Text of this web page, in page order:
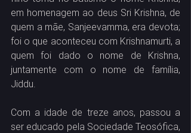
em homenagem ao deus Sri Krishna, de
quem a mãe, Sanjeevamma, era devota;
foi o que aconteceu com Krishnamurti, a
quem foi dado o nome de Krishna,
juntamente com o nome de família,
Jiddu.
Com a idade de treze anos, passou a
ser educado pela Sociedade Teosófica,